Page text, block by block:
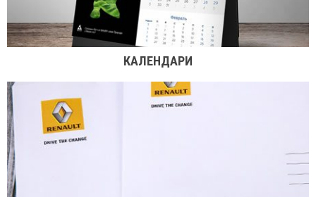
КАЛЕНДАРИ